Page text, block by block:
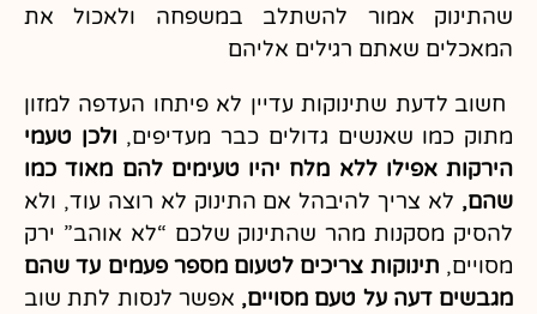
שהתינוק אמור להשתלב במשפחה ולאכול את
המאכלים שאתם רגילים אליהם
חשוב לדעת שתינוקות עדיין לא פיתחו העדפה למזון
מתוק כמו שאנשים גדולים כבר מעדיפים, ולכן טעמי
הירקות אפילו ללא מלח יהיו טעימים להם מאוד כמו
שהם, לא צריך להיבהל אם התינוק לא רוצה עוד, ולא
להסיק מסקנות מהר שהתינוק שלכם “לא אוהב” ירק
מסויים, תינוקות צריכים לטעום מספר פעמים עד שהם
מגבשים דעה על טעם מסויים, אפשר לנסות לתת שוב